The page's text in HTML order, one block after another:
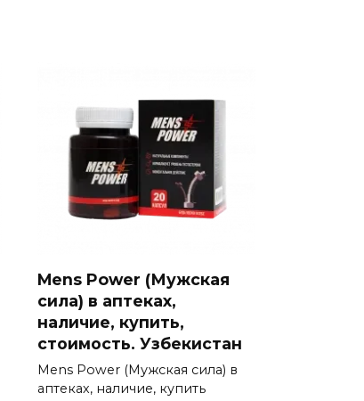
Mens Power (Мужская
сила) в аптеках,
наличие, купить,
стоимость. Узбекистан
Mens Power (Мужская сила) в
аптеках, наличие, купить